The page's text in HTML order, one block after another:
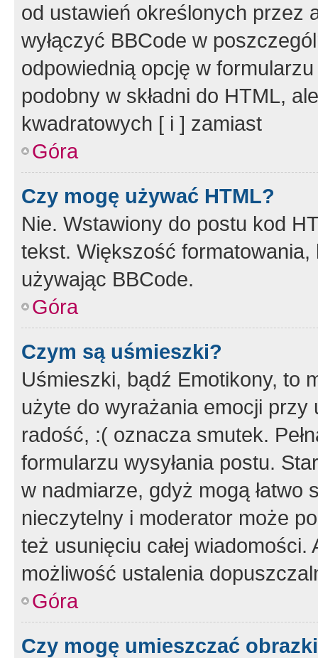
od ustawień określonych przez
wyłączyć BBCode w
odpowiednią opcję w
podobny w składni do HTML,
kwadratowych [ i ] zamiast
Góra
Czy mogę używać HTML?
Nie. Wstawiony do postu kod
tekst. Większość
używając BBCode.
Góra
Czym są uśmieszki?
Uśmieszki, bądź Emotikony, to
użyte do wyrażania emocji
radość, :( oznacza smutek.
formularzu wysyłania postu.
w nadmiarze, gdyż mogą
nieczytelny i moderator może
też usunięciu całej
możliwość ustalenia
Góra
Czy mogę umieszczać